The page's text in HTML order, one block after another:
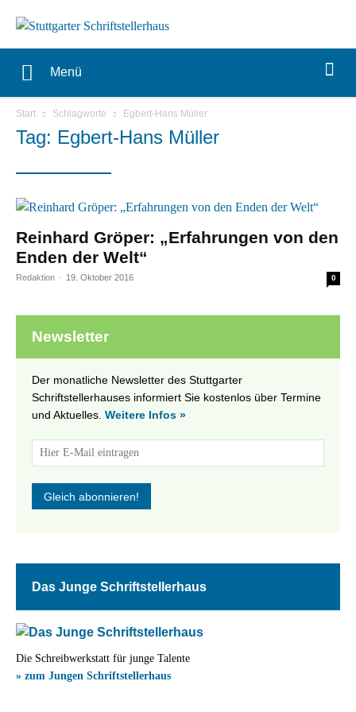
Menü
Start Schlagworte Egbert-Hans Müller
Tag: Egbert-Hans Müller
Reinhard Gröper: „Erfahrungen von den
Enden der Welt“
Redaktion - 19. Oktober 2016 0
Newsletter
Der monatliche Newsletter des Stuttgarter
Schriftstellerhauses informiert Sie kostenlos über Termine
und Aktuelles. Weitere Infos »
Das Junge Schriftstellerhaus
Die Schreibwerkstatt für junge Talente
» zum Jungen Schriftstellerhaus